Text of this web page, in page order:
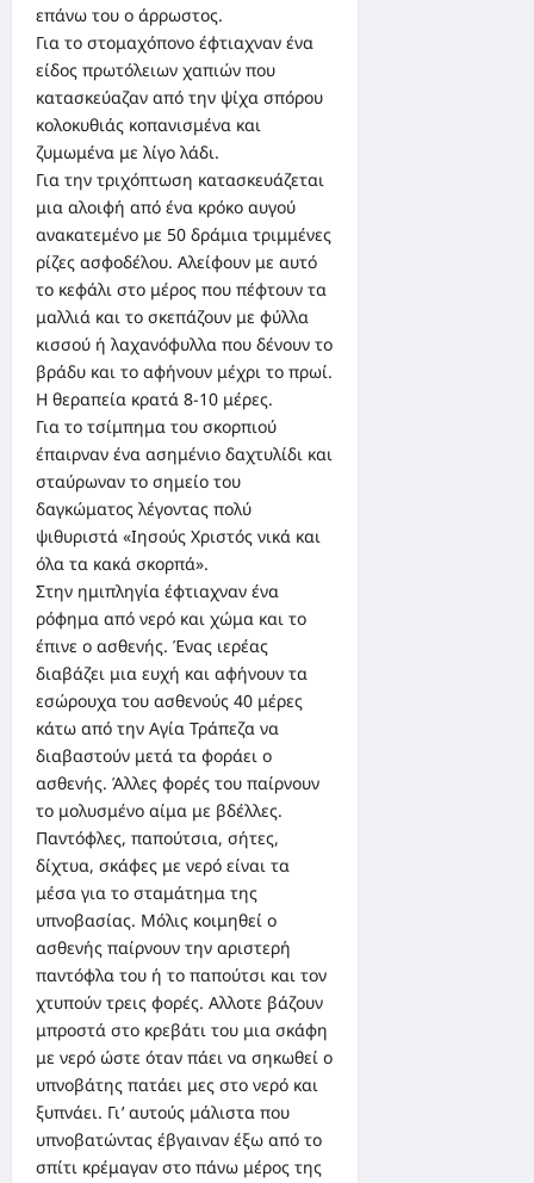
επάνω του ο άρρωστος.
Για το στομαχόπονο έφτιαχναν ένα
είδος πρωτόλειων χαπιών που
κατασκεύαζαν από την ψίχα σπόρου
κολοκυθιάς κοπανισμένα και
ζυμωμένα με λίγο λάδι.
Για την τριχόπτωση κατασκευάζεται
μια αλοιφή από ένα κρόκο αυγού
ανακατεμένο με 50 δράμια τριμμένες
ρίζες ασφοδέλου. Αλείφουν με αυτό
το κεφάλι στο μέρος που πέφτουν τα
μαλλιά και το σκεπάζουν με φύλλα
κισσού ή λαχανόφυλλα που δένουν το
βράδυ και το αφήνουν μέχρι το πρωί.
Η θεραπεία κρατά 8-10 μέρες.
Για το τσίμπημα του σκορπιού
έπαιρναν ένα ασημένιο δαχτυλίδι και
σταύρωναν το σημείο του
δαγκώματος λέγοντας πολύ
ψιθυριστά «Ιησούς Χριστός νικά και
όλα τα κακά σκορπά».
Στην ημιπληγία έφτιαχναν ένα
ρόφημα από νερό και χώμα και το
έπινε ο ασθενής. Ένας ιερέας
διαβάζει μια ευχή και αφήνουν τα
εσώρουχα του ασθενούς 40 μέρες
κάτω από την Αγία Τράπεζα να
διαβαστούν μετά τα φοράει ο
ασθενής. Άλλες φορές του παίρνουν
το μολυσμένο αίμα με βδέλλες.
Παντόφλες, παπούτσια, σήτες,
δίχτυα, σκάφες με νερό είναι τα
μέσα για το σταμάτημα της
υπνοβασίας. Μόλις κοιμηθεί ο
ασθενής παίρνουν την αριστερή
παντόφλα του ή το παπούτσι και τον
χτυπούν τρεις φορές. Αλλοτε βάζουν
μπροστά στο κρεβάτι του μια σκάφη
με νερό ώστε όταν πάει να σηκωθεί ο
υπνοβάτης πατάει μες στο νερό και
ξυπνάει. Γι’ αυτούς μάλιστα που
υπνοβατώντας έβγαιναν έξω από το
σπίτι κρέμαγαν στο πάνω μέρος της